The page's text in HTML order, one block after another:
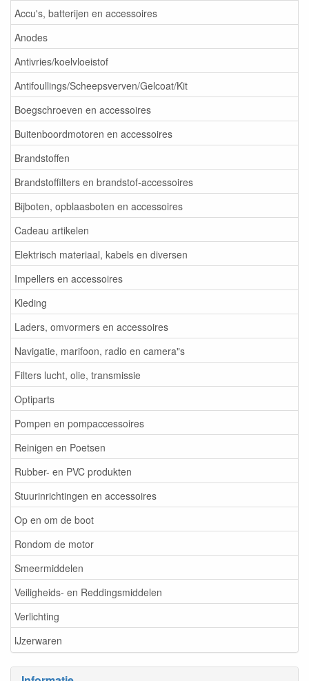
Accu's, batterijen en accessoires
Anodes
Antivries/koelvloeistof
Antifoullings/Scheepsverven/Gelcoat/Kit
Boegschroeven en accessoires
Buitenboordmotoren en accessoires
Brandstoffen
Brandstoffilters en brandstof-accessoires
Bijboten, opblaasboten en accessoires
Cadeau artikelen
Elektrisch materiaal, kabels en diversen
Impellers en accessoires
Kleding
Laders, omvormers en accessoires
Navigatie, marifoon, radio en camera"s
Filters lucht, olie, transmissie
Optiparts
Pompen en pompaccessoires
Reinigen en Poetsen
Rubber- en PVC produkten
Stuurinrichtingen en accessoires
Op en om de boot
Rondom de motor
Smeermiddelen
Veiligheids- en Reddingsmiddelen
Verlichting
IJzerwaren